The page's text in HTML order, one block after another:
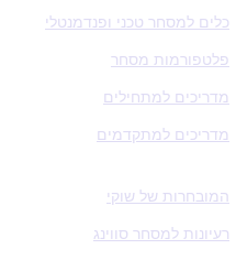
כלים למסחר טכני ופנדמנטלי
פלטפורמות מסחר
מדריכים למתחילים
מדריכים למתקדמים
המובחרות של שוקי
רעיונות למסחר סווינג